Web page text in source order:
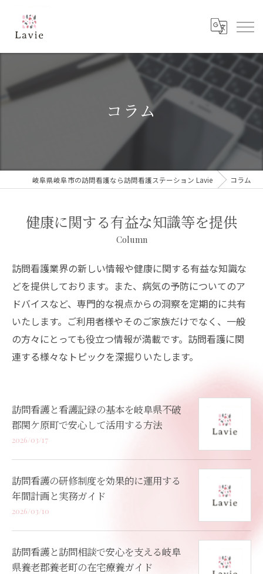
コラム
岐阜県岐阜市の訪問看護なら訪問看護ステーション Lavie コラム
健康に関する有益な知識等を提供
Column
訪問看護業界の新しい情報や健康に関する有益な知識な
どを提供しております。また、病気の予防についてのア
ドバイスなど、専門的な視点からの洞察を定期的に共有
いたします。ご利用者様やそのご家族だけでなく、一般
の方々にとっても役立つ情報が満載です。訪問看護に関
連する様々なトピックを深掘りいたします。
訪問看護と看護記録の基本を岐阜県不破
郡関ケ原町で安心して活用する方法
2026/03/17
訪問看護の研修制度を効果的に運用する
年間計画と実務ガイド
2026/03/10
訪問看護と訪問相談で安心を支える岐阜
県養老郡養老町の在宅療養ガイド